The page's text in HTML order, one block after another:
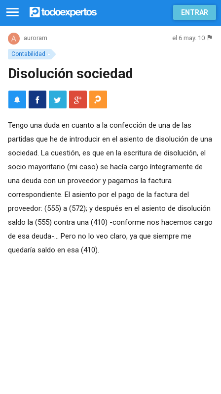
ENTRAR
Contabilidad
auroram el 6 may. 10
Disolución sociedad
Tengo una duda en cuanto a la confección de una de las
partidas que he de introducir en el asiento de disolución de una
sociedad. La cuestión, es que en la escritura de disolución, el
socio mayoritario (mi caso) se hacía cargo íntegramente de
una deuda con un proveedor y pagamos la factura
correspondiente. El asiento por el pago de la factura del
proveedor: (555) a (572); y después en el asiento de disolución
saldo la (555) contra una (410) -conforme nos hacemos cargo
de esa deuda-... Pero no lo veo claro, ya que siempre me
quedaría saldo en esa (410).